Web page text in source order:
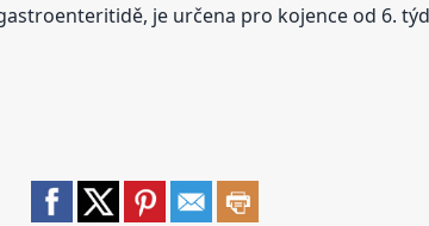
je určena pro kojence od 6.